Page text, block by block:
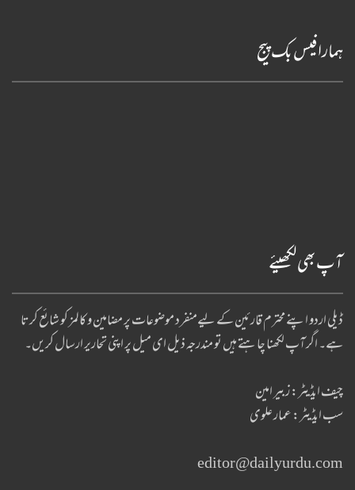
ہمارا فیس بک پیج
آپ بھی لکھیئے
ڈیلی اردو اپنے محترم قارئین کے لیےمنفرد موضوعات پر مضامین و کالمز کو شائع کرتا
ہے۔ اگر آپ لکھنا چا ہتے ہیں تو مندرجہ ذیل ای میل پر اپنی تحاریر ارسال کریں۔
چیف ایڈیٹر: زبیر امین
سب ایڈیٹر: عمار علوی
editor@dailyurdu.com